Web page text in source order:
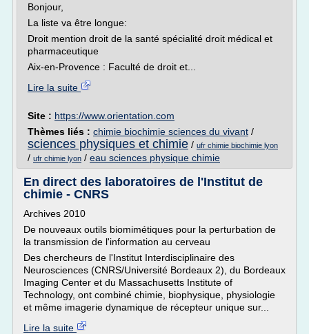
Bonjour,
La liste va être longue:
Droit mention droit de la santé spécialité droit médical et
pharmaceutique
Aix-en-Provence : Faculté de droit et...
Lire la suite
Site : https://www.orientation.com
Thèmes liés : chimie biochimie sciences du vivant /
sciences physiques et chimie / ufr chimie biochimie lyon
/ ufr chimie lyon / eau sciences physique chimie
En direct des laboratoires de l'Institut de
chimie - CNRS
Archives 2010
De nouveaux outils biomimétiques pour la perturbation de
la transmission de l'information au cerveau
Des chercheurs de l'Institut Interdisciplinaire des
Neurosciences (CNRS/Université Bordeaux 2), du Bordeaux
Imaging Center et du Massachusetts Institute of
Technology, ont combiné chimie, biophysique, physiologie
et même imagerie dynamique de récepteur unique sur...
Lire la suite